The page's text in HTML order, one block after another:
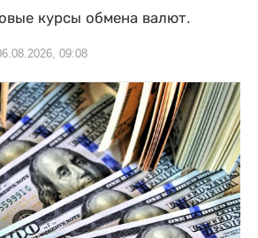
курсы обмена валют.
09:08